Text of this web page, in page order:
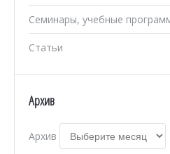
Семинары, учебные
Статьи
Архив
Архив